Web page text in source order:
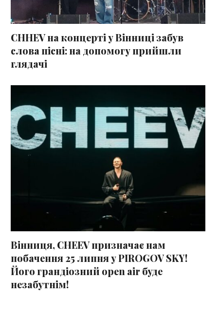
СHHEV на концерті у Вінниці забув
слова пісні: на допомогу прийшли
глядачі
Вінниця, CHEEV призначає нам
побачення 25 липня у PIROGOV SKY!
Його грандіозний open air буде
незабутнім!